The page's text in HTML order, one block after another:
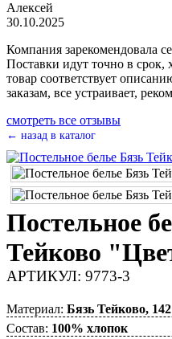
Алексей
30.10.2025
Компания зарекомендовала
Поставки идут точно в срок,
товар соответствует
заказам, все устраивает,
смотреть все отзывы
← назад в каталог
Постельное
Тейково
АРТИКУЛ: 9773-3
Материал: Бязь Тейково,
Состав: 100% хлопок